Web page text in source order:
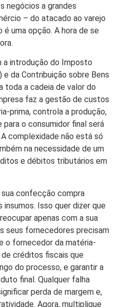
negócios a grandes
– do atacado ao varejo
é uma opção. A hora de se
a introdução do Imposto
da Contribuição sobre Bens
toda a cadeia de valor do
faz a gestão de custos
prima, controla a produção,
o consumidor final será
complexidade não está só
na necessidade de um
e débitos tributários em
confecção compra
Isso quer dizer que
apenas com a sua
seus fornecedores precisam
o fornecedor da matéria-
créditos fiscais que
do processo, e garantir a
final. Qualquer falha
perda de margem e,
Agora, multiplique